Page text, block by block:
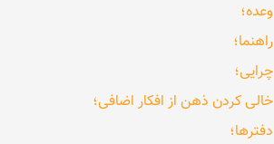
وعده؛
راهنما؛
چرایی؛
خالی کردن ذهن از افکار اضافی؛
دفترها؛